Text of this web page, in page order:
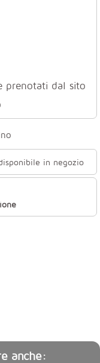
prenotati dal sito
in negozio
anche: